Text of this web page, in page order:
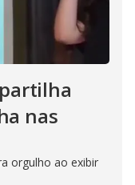
nas
orgulho ao exibir